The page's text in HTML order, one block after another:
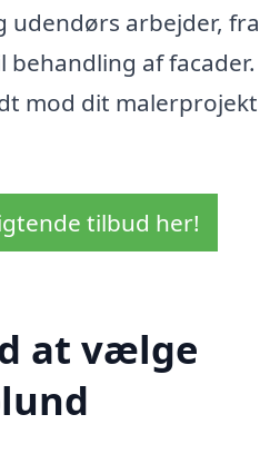
udendørs arbejder, fra
af facader.
mod dit malerprojekt
tilbud her!
at vælge